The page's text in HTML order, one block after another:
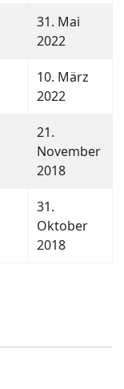
31. Mai
2022
10. März
2022
21.
November
2018
31.
Oktober
2018